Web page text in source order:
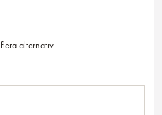
alternativ